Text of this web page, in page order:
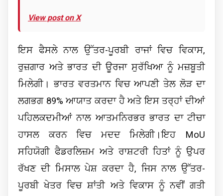
View post on X
ਇਸ ਫੈਸਲੇ ਨਾਲ ਉੱਤਰ-ਪੂਰਬੀ ਰਾਜਾਂ ਵਿਚ ਵਿਕਾਸ,
ਰੁਜ਼ਗਾਰ ਅਤੇ ਭਾਰਤ ਦੀ ਊਰਜਾ ਸੁਰੱਖਿਆ ਨੂੰ ਮਜ਼ਬੂਤੀ
ਮਿਲੇਗੀ। ਭਾਰਤ ਵਰਤਮਾਨ ਵਿਚ ਆਪਣੀ ਤੇਲ ਲੋੜ ਦਾ
ਲਗਭਗ 89% ਆਯਾਤ ਕਰਦਾ ਹੈ ਅਤੇ ਇਸ ਤਰ੍ਹਾਂ ਦੀਆਂ
ਪਹਿਲਕਦਮੀਆਂ ਨਾਲ ਆਤਮਨਿਰਭਰ ਭਾਰਤ ਦਾ ਟੀਚਾ
ਹਾਸਲ ਕਰਨ ਵਿਚ ਮਦਦ ਮਿਲੇਗੀ।ਇਹ MoU
ਸਹਿਯੋਗੀ ਫੈਡਰਲਿਜ਼ਮ ਅਤੇ ਰਾਸ਼ਟਰੀ ਹਿਤਾਂ ਨੂੰ ਉਪਰ
ਰੱਖਣ ਦੀ ਮਿਸਾਲ ਪੇਸ਼ ਕਰਦਾ ਹੈ, ਜਿਸ ਨਾਲ ਉੱਤਰ-
ਪੂਰਬੀ ਖੇਤਰ ਵਿਚ ਸ਼ਾਂਤੀ ਅਤੇ ਵਿਕਾਸ ਨੂੰ ਨਵੀਂ ਗਤੀ